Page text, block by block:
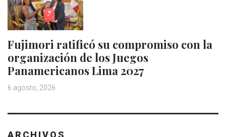
Fujimori ratificó su compromiso con la
organización de los Juegos
Panamericanos Lima 2027
6 agosto, 2026
ARCHIVOS